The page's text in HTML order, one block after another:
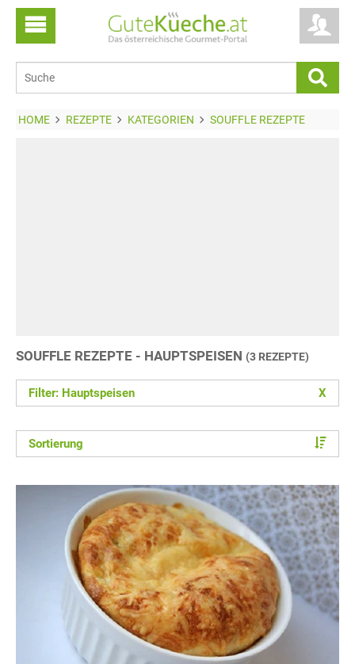
HOME REZEPTE KATEGORIEN SOUFFLE REZEPTE
SOUFFLE REZEPTE - HAUPTSPEISEN (3 REZEPTE)
Filter: Hauptspeisen X
Sortierung